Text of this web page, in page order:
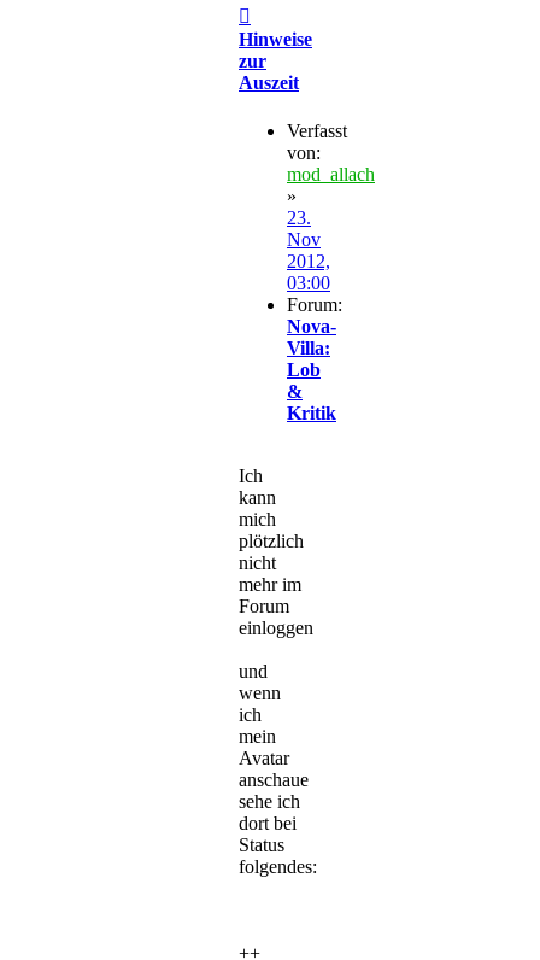
Hinweise
zur
Auszeit
Verfasst
von:
mod_allach
»
23.
Nov
2012,
03:00
Forum:
Nova-
Villa:
Lob
&
Kritik
Ich
kann
mich
plötzlich
nicht
mehr im
Forum
einloggen
und
wenn
ich
mein
Avatar
anschaue
sehe ich
dort bei
Status
folgendes:
++